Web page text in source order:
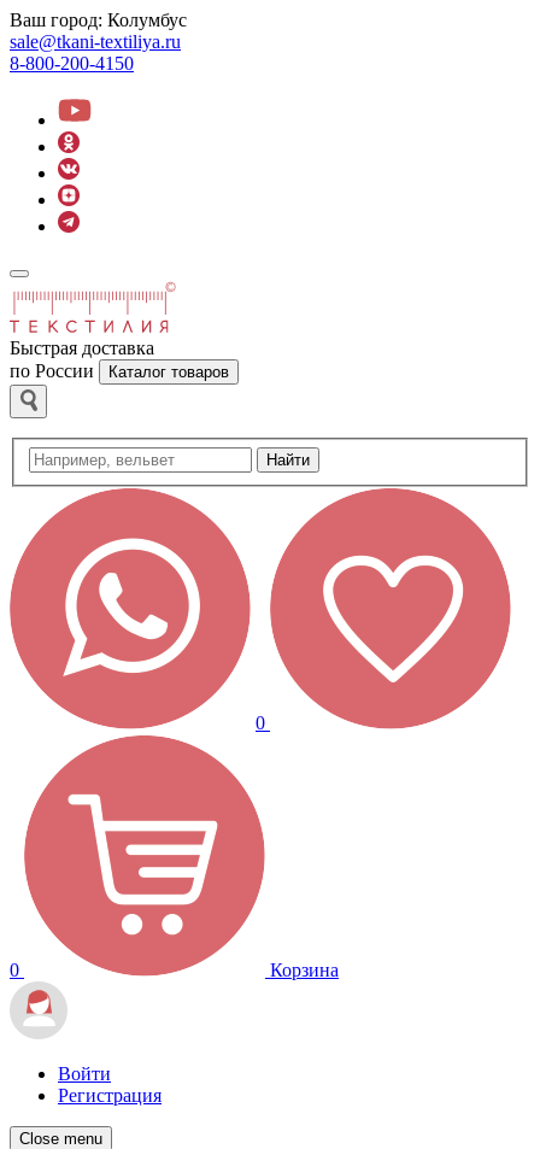
Ваш город: Колумбус
sale@tkani-textiliya.ru
8-800-200-4150
Быстрая доставка
по России
Каталог товаров
Найти
0
0 Корзина
Войти
Регистрация
Close menu